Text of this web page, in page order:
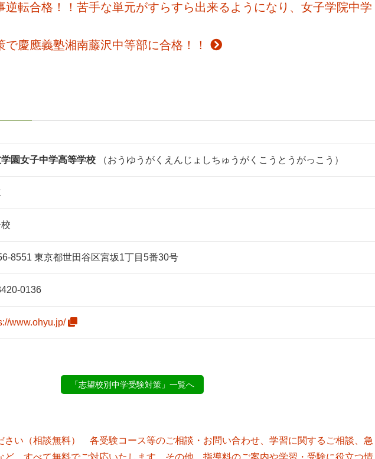
逆転合格！！苦手な単元がすらすら出来るようになり、女子学院中学
で慶應義塾湘南藤沢中等部に合格！！
学園女子中学高等学校 （おうゆうがくえんじょしちゅうがくこうとうがっこう）
8551 東京都世田谷区宮坂1丁目5番30号
0136
www.ohyu.jp/
「志望校別中学受験対策」一覧へ